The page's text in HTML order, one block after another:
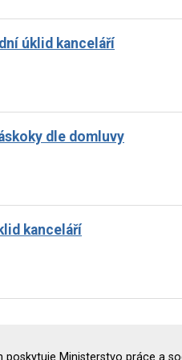
úklid kanceláří
dle domluvy
kanceláří
Ministerstvo práce a